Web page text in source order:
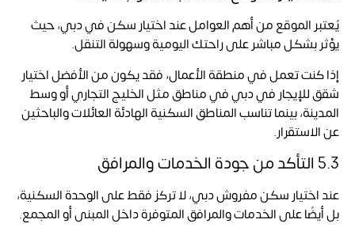
يُعتبر الموقع من أهم العوامل عند اختيار سكن في دبي، حيث
يؤثر بشكل مباشر على راحتك اليومية وسهولة التنقل.
إذا كنت تعمل في منطقة الأعمال، فقد يكون من الأفضل اختيار
شقق للإيجار في دبي في مناطق مثل الخليج التجاري أو وسط
المدينة، بينما تناسب المناطق السكنية الهادئة العائلات والباحثين
عن الاستقرار.
5.3 التأكد من جودة الخدمات والمرافق
عند اختيار سكن مفروش دبي، لا تركز فقط على الوحدة السكنية،
بل أيضًا على الخدمات والمرافق المتوفرة داخل المبنى أو المجمع.